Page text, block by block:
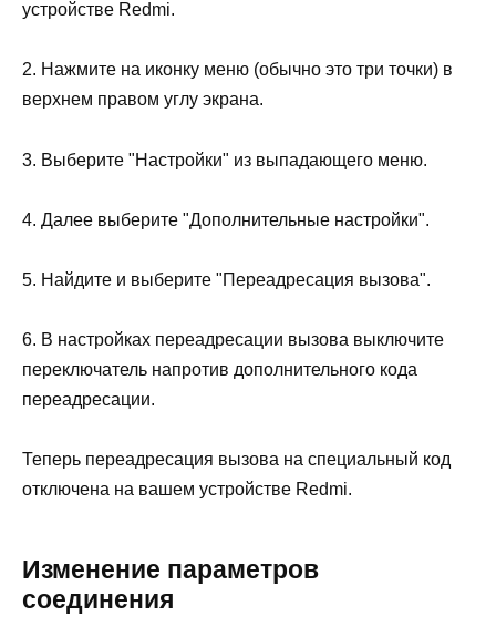
устройстве Redmi.
2. Нажмите на иконку меню (обычно это три точки) в
верхнем правом углу экрана.
3. Выберите "Настройки" из выпадающего меню.
4. Далее выберите "Дополнительные настройки".
5. Найдите и выберите "Переадресация вызова".
6. В настройках переадресации вызова выключите
переключатель напротив дополнительного кода
переадресации.
Теперь переадресация вызова на специальный код
отключена на вашем устройстве Redmi.
Изменение параметров
соединения